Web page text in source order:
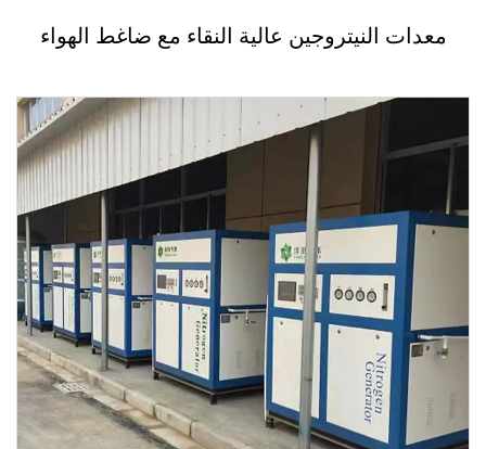
معدات النيتروجين عالية النقاء مع ضاغط الهواء